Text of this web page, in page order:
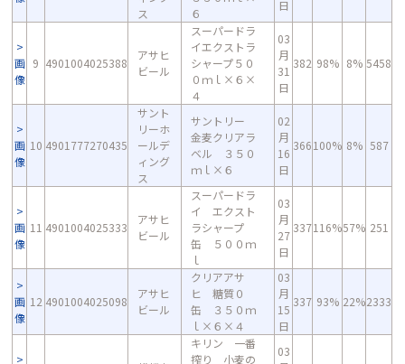
ス
６
日
画
像
9 4901004025388
アサヒ
ビール
スーパードラ
イエクストラ
シャープ５０
０ｍｌ×６×
４
03
月
31
日
382 98% 8% 5458
画
像
10 4901777270435
サント
リーホ
ールデ
ィング
ス
サントリー
金麦クリアラ
ベル ３５０
ｍｌ×６
02
月
16
日
366100% 8% 587
画
像
11 4901004025333
アサヒ
ビール
スーパードラ
イ エクスト
ラシャープ
缶 ５００ｍ
ｌ
03
月
27
日
337116%57% 251
画
像
12 4901004025098
アサヒ
ビール
クリアアサ
ヒ 糖質０
缶 ３５０ｍ
ｌ×６×４
03
月
15
日
337 93% 22%2333
キリン 一番
搾り 小麦の
03